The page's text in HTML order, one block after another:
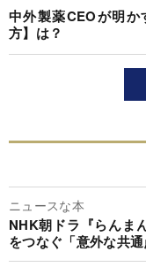
中外製薬CEOが明
方】は？
ニュースな本
NHK朝ドラ『らんま
をつなぐ「意外な共